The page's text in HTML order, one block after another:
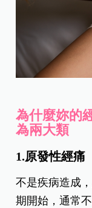
為什麼妳的
為兩大類
1.原發性經痛
不是疾病造成
期開始，通常不